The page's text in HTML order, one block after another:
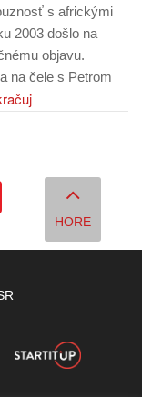
s africkými
2003 došlo na
objavu.
na čele s Petrom
HORE